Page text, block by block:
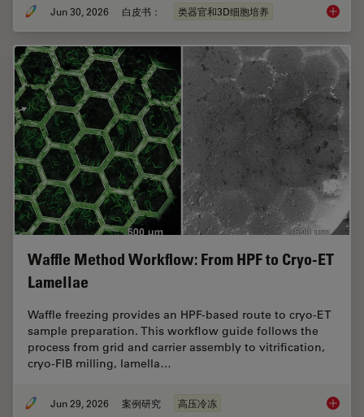
Jun 30, 2026 白皮书： 类器官和3D细胞培养 如何深
Waffle Method Workflow: From HPF to Cryo-ET
Lamellae
Waffle freezing provides an HPF-based route to cryo-ET
sample preparation. This workflow guide follows the
process from grid and carrier assembly to vitrification,
cryo-FIB milling, lamella…
Jun 29, 2026 案例研究 高压冷冻 Waffle